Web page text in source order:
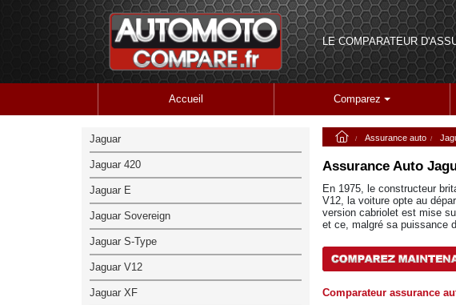
LE COMPARATEUR
Accueil Comparez
Assurance auto
Assurance Auto
En 1975, le constructeur
V12, la voiture opte au
version cabriolet est mise
et ce, malgré sa puissance
Comparateur assurance
Jaguar
Jaguar 420
Jaguar E
Jaguar Sovereign
Jaguar S-Type
Jaguar V12
Jaguar XF